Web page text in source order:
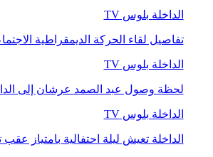
الداخلة بلوس TV
تفاصيل لقاء الحركة الديمقراطية
الداخلة بلوس TV
لحظة وصول عبد الصمد عرشان إلى
الداخلة بلوس TV
الداخلة تعيش ليلة احتفالية بامتياز